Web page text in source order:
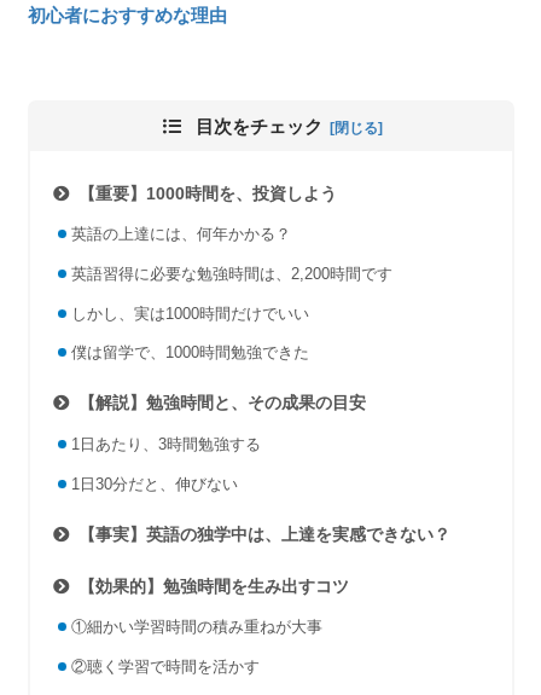
初心者におすすめな理由
目次をチェック
【重要】1000時間を、投資しよう
英語の上達には、何年かかる？
英語習得に必要な勉強時間は、2,200時間です
しかし、実は1000時間だけでいい
僕は留学で、1000時間勉強できた
【解説】勉強時間と、その成果の目安
1日あたり、3時間勉強する
1日30分だと、伸びない
【事実】英語の独学中は、上達を実感できない？
【効果的】勉強時間を生み出すコツ
①細かい学習時間の積み重ねが大事
②聴く学習で時間を活かす